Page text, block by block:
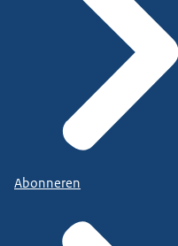
Abonneren